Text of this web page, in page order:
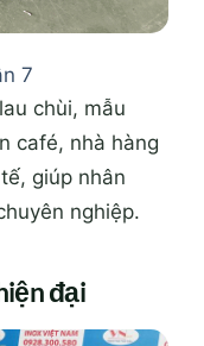
7
chùi, mẫu
café, nhà hàng
giúp nhân
nghiệp.
đại